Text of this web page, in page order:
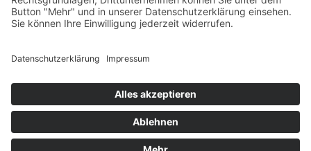
Widerrufsrecht MS
Widerrufsrecht bei Dienstleistungen
Garantiefall
Batterieverordnung
Ergänzende Allgemeine Geschäftsbedingungen zum